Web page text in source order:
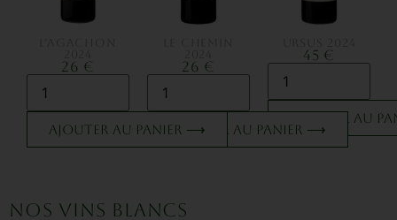
45 €
Ajouter au
26 €
Ajouter au panier ⟶
26 €
Ajouter au panier ⟶
NOS VINS BLANCS